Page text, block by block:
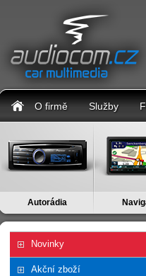
O firmě Služby
Autorádia
Novinky
Akční zboží